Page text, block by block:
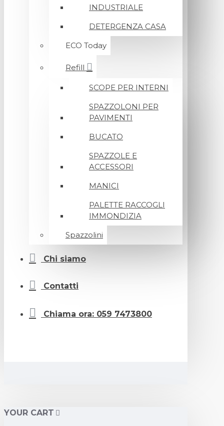
INDUSTRIALE
DETERGENZA CASA
ECO Today
Refill
SCOPE PER INTERNI
SPAZZOLONI PER
PAVIMENTI
BUCATO
SPAZZOLE E
ACCESSORI
MANICI
PALETTE RACCOGLI
IMMONDIZIA
Spazzolini
Chi siamo
Contatti
Chiama ora: 059 7473800
YOUR CART